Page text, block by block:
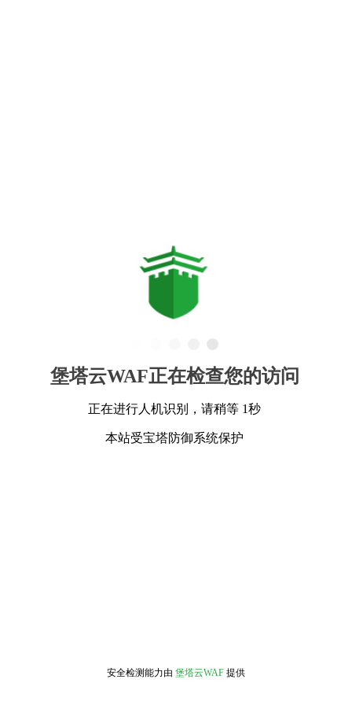
堡塔云WAF正在检查您的访问
正在进行人机识别，请稍等 1秒
本站受宝塔防御系统保护
安全检测能力由 堡塔云WAF 提供